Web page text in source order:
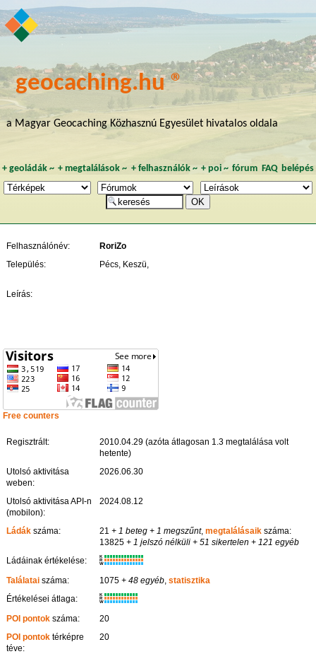
geocaching.hu ®
a Magyar Geocaching Közhasznú Egyesület hivatalos oldala
+ geoládák~ +megtalálások ~ + felhasználók~ + poi~ fórum FAQ belépés
Felhasználónév:
RoriZo
Település:
Pécs, Keszü,
Leírás:
Free counters
Regisztrált:
2010.04.29 (azóta átlagosan 1.3 megtalálása volt
hetente)
Utolsó aktivitása
weben:
2026.06.30
Utolsó aktivitása API-n
(mobilon):
2024.08.12
Ládák száma: 21 + 1 beteg + 1 megszűnt,megtalálásaik száma:
13825 + 1 jelszó nélküli + 51 sikertelen + 121 egyéb
Ládáinak értékelése:
K
R
W
Találatai száma: 1075 + 48 egyéb,statisztika
Értékelései átlaga:
K
R
W
POI pontok száma:
20
POI pontok térképre
téve:
20